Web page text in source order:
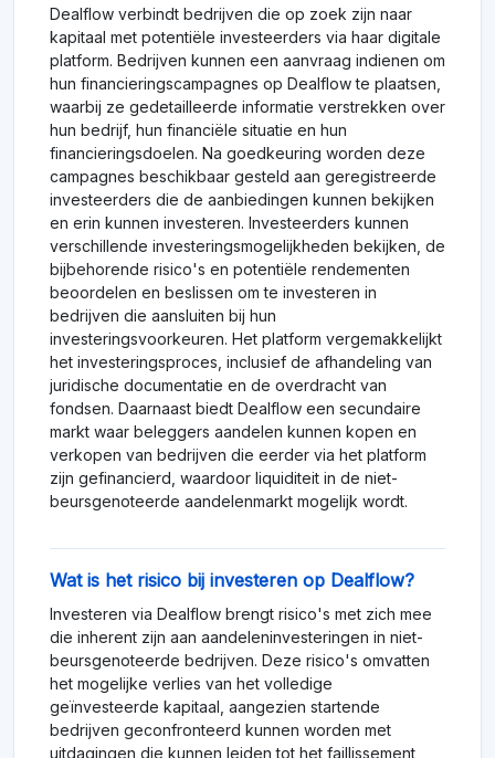
Dealflow verbindt bedrijven die op zoek zijn naar
kapitaal met potentiële investeerders via haar digitale
platform. Bedrijven kunnen een aanvraag indienen om
hun financieringscampagnes op Dealflow te plaatsen,
waarbij ze gedetailleerde informatie verstrekken over
hun bedrijf, hun financiële situatie en hun
financieringsdoelen. Na goedkeuring worden deze
campagnes beschikbaar gesteld aan geregistreerde
investeerders die de aanbiedingen kunnen bekijken
en erin kunnen investeren. Investeerders kunnen
verschillende investeringsmogelijkheden bekijken, de
bijbehorende risico's en potentiële rendementen
beoordelen en beslissen om te investeren in
bedrijven die aansluiten bij hun
investeringsvoorkeuren. Het platform vergemakkelijkt
het investeringsproces, inclusief de afhandeling van
juridische documentatie en de overdracht van
fondsen. Daarnaast biedt Dealflow een secundaire
markt waar beleggers aandelen kunnen kopen en
verkopen van bedrijven die eerder via het platform
zijn gefinancierd, waardoor liquiditeit in de niet-
beursgenoteerde aandelenmarkt mogelijk wordt.
Wat is het risico bij investeren op Dealflow?
Investeren via Dealflow brengt risico's met zich mee
die inherent zijn aan aandeleninvesteringen in niet-
beursgenoteerde bedrijven. Deze risico's omvatten
het mogelijke verlies van het volledige
geïnvesteerde kapitaal, aangezien startende
bedrijven geconfronteerd kunnen worden met
uitdagingen die kunnen leiden tot het faillissement